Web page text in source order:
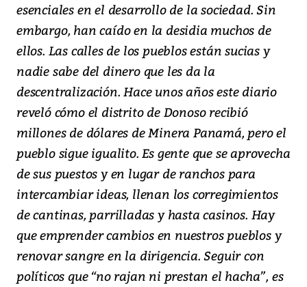
esenciales en el desarrollo de la sociedad. Sin
embargo, han caído en la desidia muchos de
ellos. Las calles de los pueblos están sucias y
nadie sabe del dinero que les da la
descentralización. Hace unos años este diario
reveló cómo el distrito de Donoso recibió
millones de dólares de Minera Panamá, pero el
pueblo sigue igualito. Es gente que se aprovecha
de sus puestos y en lugar de ranchos para
intercambiar ideas, llenan los corregimientos
de cantinas, parrilladas y hasta casinos. Hay
que emprender cambios en nuestros pueblos y
renovar sangre en la dirigencia. Seguir con
políticos que “no rajan ni prestan el hacha”, es